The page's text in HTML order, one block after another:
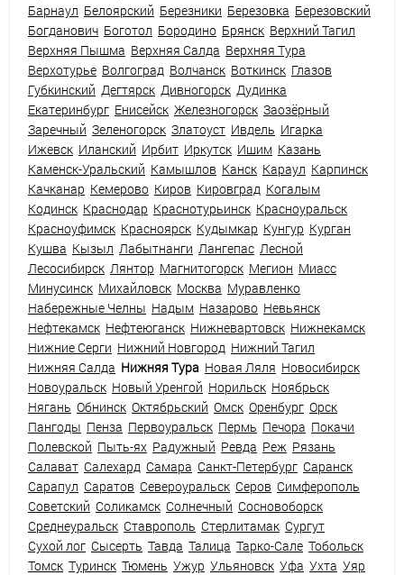
Барнаул Белоярский Березники Березовка Березовский
Богданович Боготол Бородино Брянск Верхний Тагил
Верхняя Пышма Верхняя Салда Верхняя Тура
Верхотурье Волгоград Волчанск Воткинск Глазов
Губкинский Дегтярск Дивногорск Дудинка
Екатеринбург Енисейск Железногорск Заозёрный
Заречный Зеленогорск Златоуст Ивдель Игарка
Ижевск Иланский Ирбит Иркутск Ишим Казань
Каменск-Уральский Камышлов Канск Караул Карпинск
Качканар Кемерово Киров Кировград Когалым
Кодинск Краснодар Краснотурьинск Красноуральск
Красноуфимск Красноярск Кудымкар Кунгур Курган
Кушва Кызыл Лабытнанги Лангепас Лесной
Лесосибирск Лянтор Магнитогорск Мегион Миасс
Минусинск Михайловск Москва Муравленко
Набережные Челны Надым Назарово Невьянск
Нефтекамск Нефтеюганск Нижневартовск Нижнекамск
Нижние Серги Нижний Новгород Нижний Тагил
Нижняя Салда Нижняя Тура Новая Ляля Новосибирск
Новоуральск Новый Уренгой Норильск Ноябрьск
Нягань Обнинск Октябрьский Омск Оренбург Орск
Пангоды Пенза Первоуральск Пермь Печора Покачи
Полевской Пыть-ях Радужный Ревда Реж Рязань
Салават Салехард Самара Санкт-Петербург Саранск
Сарапул Саратов Североуральск Серов Симферополь
Советский Соликамск Солнечный Сосновоборск
Среднеуральск Ставрополь Стерлитамак Сургут
Сухой лог Сысерть Тавда Талица Тарко-Сале Тобольск
Томск Туринск Тюмень Ужур Ульяновск Уфа Ухта Уяр